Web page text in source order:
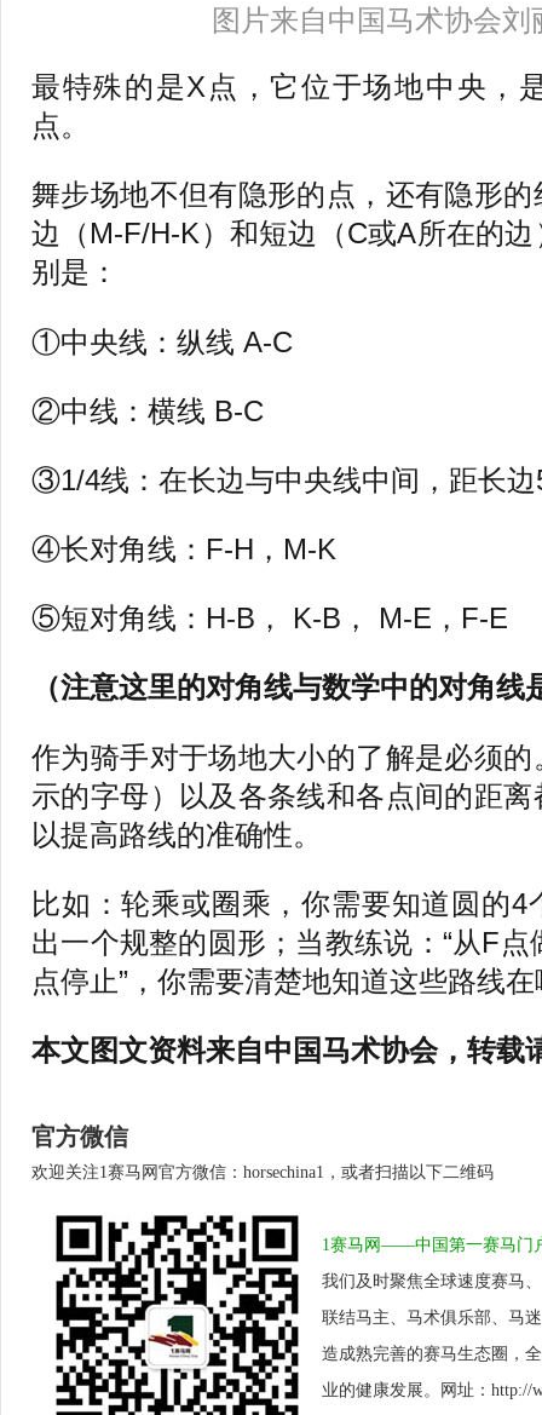
图片来自中国马术协会刘
最特殊的是X点，它位于场地中央，
点。
舞步场地不但有隐形的点，还有隐形
边（M-F/H-K）和短边（C或A所在的
别是：
①中央线：纵线 A-C
②中线：横线 B-C
③1/4线：在长边与中央线中间，距长边
④长对角线：F-H，M-K
⑤短对角线：H-B， K-B， M-E，F-E
（注意这里的对角线与数学中的对角线
作为骑手对于场地大小的了解是必须
示的字母）以及各条线和各点间的距
以提高路线的准确性。
比如：轮乘或圈乘，你需要知道圆的
出一个规整的圆形；当教练说：“从F点
点停止”，你需要清楚地知道这些路线
本文图文资料来自中国马术协会，转载
官方微信
欢迎关注1赛马网官方微信：horsechina1，或者扫描以下二维码
1赛马网——中国第一赛马门
我们及时聚焦全球速度赛马
联结马主、马术俱乐部、马
造成熟完善的赛马生态圈，
业的健康发展。网址：http://